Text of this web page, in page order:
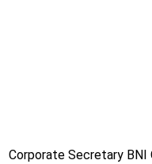
Corporate Secretary BNI